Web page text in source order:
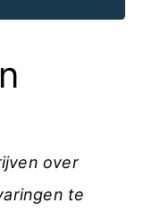
over
te